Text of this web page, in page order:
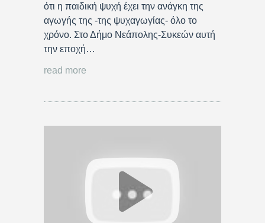
ότι η παιδική ψυχή έχει την ανάγκη της
αγωγής της -της ψυχαγωγίας- όλο το
χρόνο. Στο Δήμο Νεάπολης-Συκεών αυτή
την εποχή…
read more